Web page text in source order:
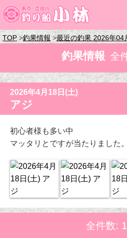
TOP 釣果情報 最近の釣果 2026年04
釣果情報 全
2026年4月18日(土)
アジ
初心者様も多い中
マッタリとですが当たりました
全件数: